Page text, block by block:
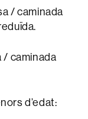
/ caminada
/ caminada
d’edat: